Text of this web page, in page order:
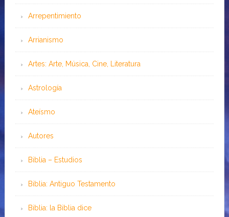
Arrepentimiento
Arrianismo
Artes: Arte, Música, Cine, Literatura
Astrología
Ateísmo
Autores
Biblia – Estudios
Biblia: Antiguo Testamento
Biblia: la Biblia dice